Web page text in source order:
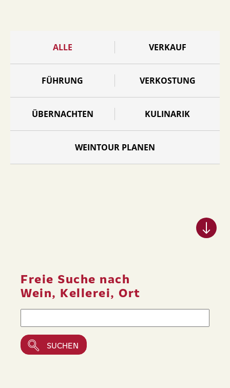
ALLE VERKAUF
FÜHRUNG VERKOSTUNG
ÜBERNACHTEN KULINARIK
WEINTOUR PLANEN
Freie Suche nach
Wein, Kellerei, Ort